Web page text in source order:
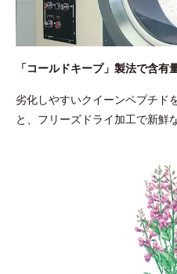
「コールドキープ」製法で含有
劣化しやすいクイーンペプチド
と、フリーズドライ加工で新鮮